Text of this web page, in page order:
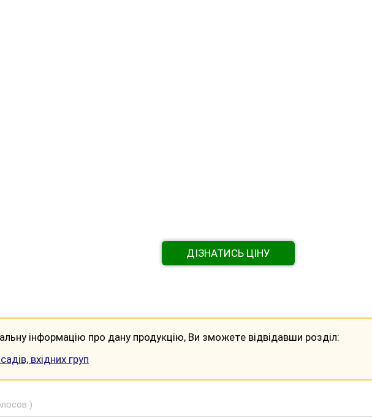
ДІЗНАТИСЬ ЦІНУ
інформацію про дану продукцію, Ви зможете відвідавши розділ:
вхідних груп
)